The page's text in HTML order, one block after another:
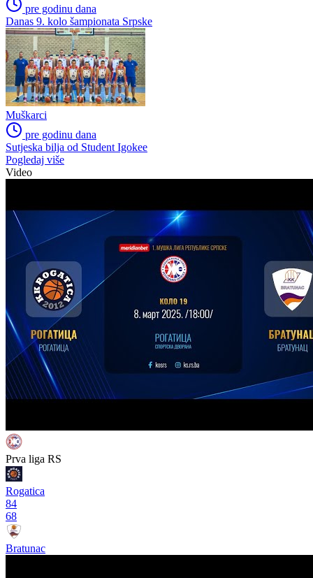
pre godinu dana
Danas 9. kolo šampionata Srpske
Muškarci
pre godinu dana
Sutjeska bilja od Student Igokee
Pogledaj više
Video
Prva liga RS
Rogatica
84
68
Bratunac